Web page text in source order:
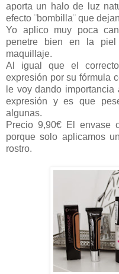
aporta un halo de luz
efecto ¨bombilla¨ que
Yo aplico muy poca
penetre bien en la
maquillaje.
Al igual que el
expresión por su fórmula
le voy dando
expresión y es que
algunas.
Precio 9,90€ El envase
porque solo aplicamos
rostro.